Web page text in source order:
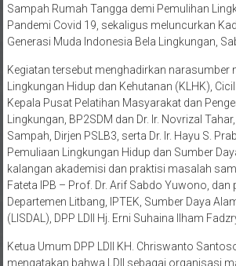
Sampah Rumah Tangga demi Pemulihan
Pandemi Covid 19, sekaligus meluncurkan
Generasi Muda Indonesia Bela Lingkungan,
Kegiatan tersebut menghadirkan narasumber
Lingkungan Hidup dan Kehutanan (KLHK),
Kepala Pusat Pelatihan Masyarakat dan
Lingkungan, BP2SDM dan Dr. Ir. Novrizal
Sampah, Dirjen PSLB3, serta Dr. Ir. Hayu S.
Pemuliaan Lingkungan Hidup dan Sumber
kalangan akademisi dan praktisi masalah
Fateta IPB – Prof. Dr. Arif Sabdo Yuwono, dan
Departemen Litbang, IPTEK, Sumber Daya
(LISDAL), DPP LDII Hj. Erni Suhaina Ilham
Ketua Umum DPP LDII KH. Chriswanto
mengatakan bahwa LDII sebagai organisasi